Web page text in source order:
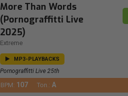
More Than Words
(Pornograffitti Live
2025)
Extreme
MP3-PLAYBACKS
Pornograffitti Live 25th
BPM: 107 Ton.: A